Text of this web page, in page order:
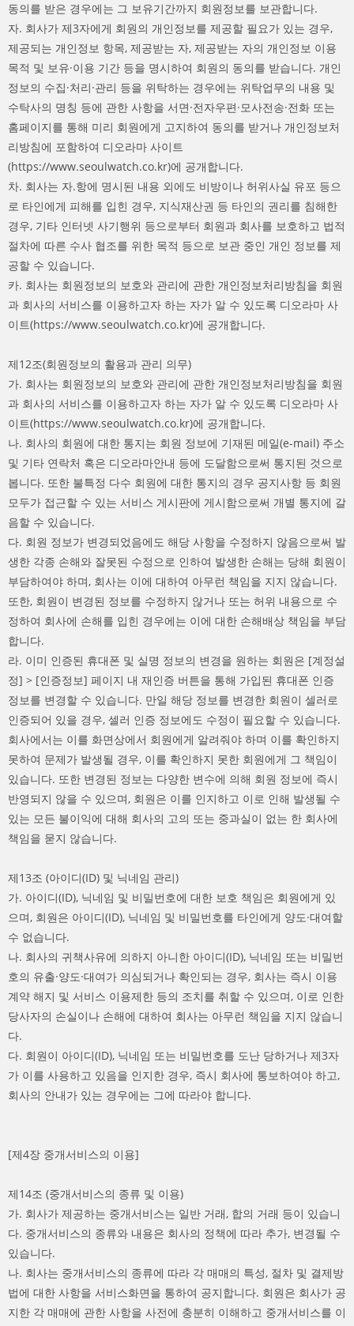
동의를 받은 경우에는 그 보유기간까지 회원정보를 보관합니다.
자. 회사가 제3자에게 회원의 개인정보를 제공할 필요가 있는 경우,
제공되는 개인정보 항목, 제공받는 자, 제공받는 자의 개인정보 이용
목적 및 보유·이용 기간 등을 명시하여 회원의 동의를 받습니다. 개인
정보의 수집·처리·관리 등을 위탁하는 경우에는 위탁업무의 내용 및
수탁사의 명칭 등에 관한 사항을 서면·전자우편·모사전송·전화 또는
홈페이지를 통해 미리 회원에게 고지하여 동의를 받거나 개인정보처
리방침에 포함하여 디오라마 사이트
(https://www.seoulwatch.co.kr)에 공개합니다.
차. 회사는 자.항에 명시된 내용 외에도 비방이나 허위사실 유포 등으
로 타인에게 피해를 입힌 경우, 지식재산권 등 타인의 권리를 침해한
경우, 기타 인터넷 사기행위 등으로부터 회원과 회사를 보호하고 법적
절차에 따른 수사 협조를 위한 목적 등으로 보관 중인 개인 정보를 제
공할 수 있습니다.
카. 회사는 회원정보의 보호와 관리에 관한 개인정보처리방침을 회원
과 회사의 서비스를 이용하고자 하는 자가 알 수 있도록 디오라마 사
이트(https://www.seoulwatch.co.kr)에 공개합니다.
제12조(회원정보의 활용과 관리 의무)
가. 회사는 회원정보의 보호와 관리에 관한 개인정보처리방침을 회원
과 회사의 서비스를 이용하고자 하는 자가 알 수 있도록 디오라마 사
이트(https://www.seoulwatch.co.kr)에 공개합니다.
나. 회사의 회원에 대한 통지는 회원 정보에 기재된 메일(e-mail) 주소
및 기타 연락처 혹은 디오라마안내 등에 도달함으로써 통지된 것으로
봅니다. 또한 불특정 다수 회원에 대한 통지의 경우 공지사항 등 회원
모두가 접근할 수 있는 서비스 게시판에 게시함으로써 개별 통지에 갈
음할 수 있습니다.
다. 회원 정보가 변경되었음에도 해당 사항을 수정하지 않음으로써 발
생한 각종 손해와 잘못된 수정으로 인하여 발생한 손해는 당해 회원이
부담하여야 하며, 회사는 이에 대하여 아무런 책임을 지지 않습니다.
또한, 회원이 변경된 정보를 수정하지 않거나 또는 허위 내용으로 수
정하여 회사에 손해를 입힌 경우에는 이에 대한 손해배상 책임을 부담
합니다.
라. 이미 인증된 휴대폰 및 실명 정보의 변경을 원하는 회원은 [계정설
정] > [인증정보] 페이지 내 재인증 버튼을 통해 가입된 휴대폰 인증
정보를 변경할 수 있습니다. 만일 해당 정보를 변경한 회원이 셀러로
인증되어 있을 경우, 셀러 인증 정보에도 수정이 필요할 수 있습니다.
회사에서는 이를 화면상에서 회원에게 알려줘야 하며 이를 확인하지
못하여 문제가 발생될 경우, 이를 확인하지 못한 회원에게 그 책임이
있습니다. 또한 변경된 정보는 다양한 변수에 의해 회원 정보에 즉시
반영되지 않을 수 있으며, 회원은 이를 인지하고 이로 인해 발생될 수
있는 모든 불이익에 대해 회사의 고의 또는 중과실이 없는 한 회사에
책임을 묻지 않습니다.
제13조 (아이디(ID) 및 닉네임 관리)
가. 아이디(ID), 닉네임 및 비밀번호에 대한 보호 책임은 회원에게 있
으며, 회원은 아이디(ID), 닉네임 및 비밀번호를 타인에게 양도·대여할
수 없습니다.
나. 회사의 귀책사유에 의하지 아니한 아이디(ID), 닉네임 또는 비밀번
호의 유출·양도·대여가 의심되거나 확인되는 경우, 회사는 즉시 이용
계약 해지 및 서비스 이용제한 등의 조치를 취할 수 있으며, 이로 인한
당사자의 손실이나 손해에 대하여 회사는 아무런 책임을 지지 않습니
다.
다. 회원이 아이디(ID), 닉네임 또는 비밀번호를 도난 당하거나 제3자
가 이를 사용하고 있음을 인지한 경우, 즉시 회사에 통보하여야 하고,
회사의 안내가 있는 경우에는 그에 따라야 합니다.
[제4장 중개서비스의 이용]
제14조 (중개서비스의 종류 및 이용)
가. 회사가 제공하는 중개서비스는 일반 거래, 합의 거래 등이 있습니
다. 중개서비스의 종류와 내용은 회사의 정책에 따라 추가, 변경될 수
있습니다.
나. 회사는 중개서비스의 종류에 따라 각 매매의 특성, 절차 및 결제방
법에 대한 사항을 서비스화면을 통하여 공지합니다. 회원은 회사가 공
지한 각 매매에 관한 사항을 사전에 충분히 이해하고 중개서비스를 이